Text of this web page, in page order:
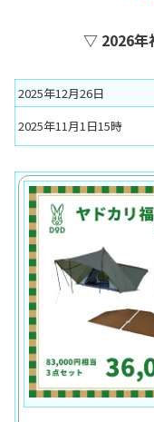
▽ 2026年
2025年12月26日
2025年11月1日15時